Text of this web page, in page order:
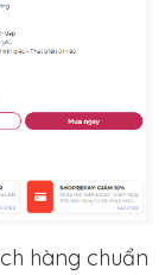
hàng chuẩn